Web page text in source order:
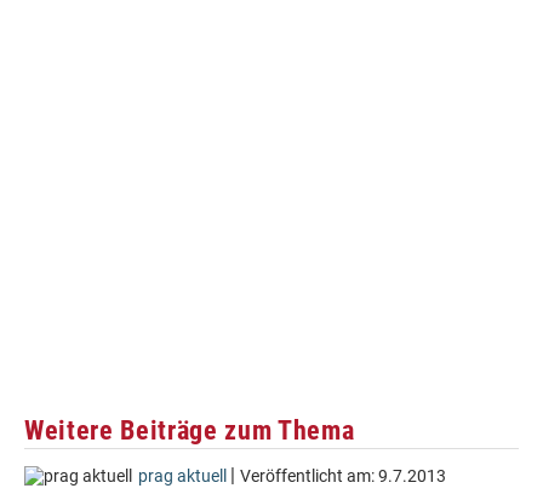
Weitere Beiträge zum Thema
prag aktuell | Veröffentlicht am:9.7.2013